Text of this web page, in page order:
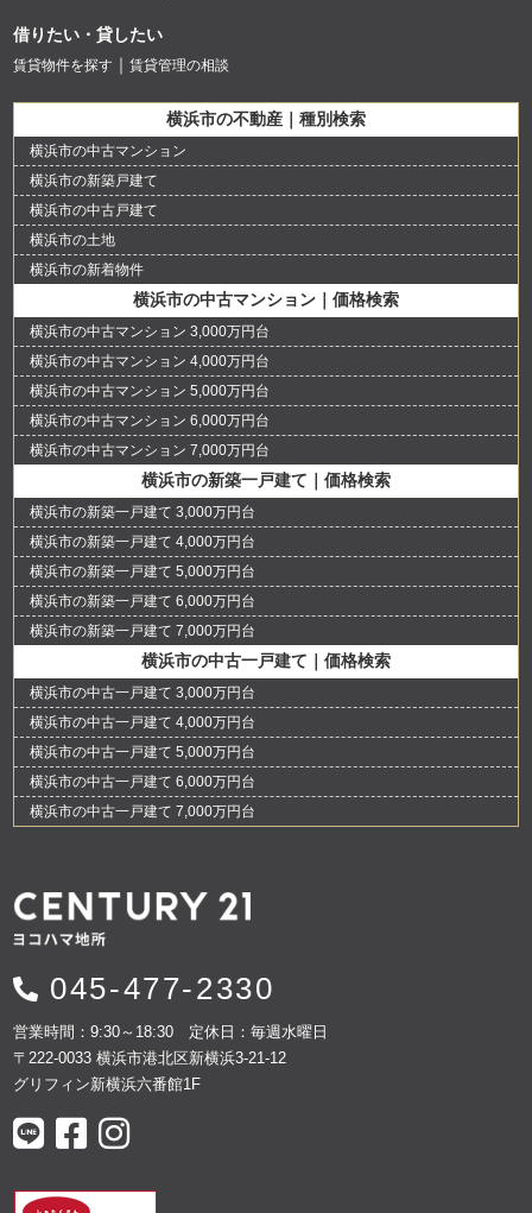
借りたい・貸したい
賃貸物件を探す 賃貸管理の相談
横浜市の不動産｜種別検索
横浜市の中古マンション
横浜市の新築戸建て
横浜市の中古戸建て
横浜市の土地
横浜市の新着物件
横浜市の中古マンション｜価格検索
横浜市の中古マンション 3,000万円台
横浜市の中古マンション 4,000万円台
横浜市の中古マンション 5,000万円台
横浜市の中古マンション 6,000万円台
横浜市の中古マンション 7,000万円台
横浜市の新築一戸建て｜価格検索
横浜市の新築一戸建て 3,000万円台
横浜市の新築一戸建て 4,000万円台
横浜市の新築一戸建て 5,000万円台
横浜市の新築一戸建て 6,000万円台
横浜市の新築一戸建て 7,000万円台
横浜市の中古一戸建て｜価格検索
横浜市の中古一戸建て 3,000万円台
横浜市の中古一戸建て 4,000万円台
横浜市の中古一戸建て 5,000万円台
横浜市の中古一戸建て 6,000万円台
横浜市の中古一戸建て 7,000万円台
045-477-2330
営業時間：9:30～18:30 定休日：毎週水曜日
〒222-0033 横浜市港北区新横浜3-21-12
グリフィン新横浜六番館1F